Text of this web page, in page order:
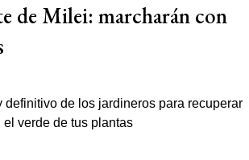
de Milei: marcharán con